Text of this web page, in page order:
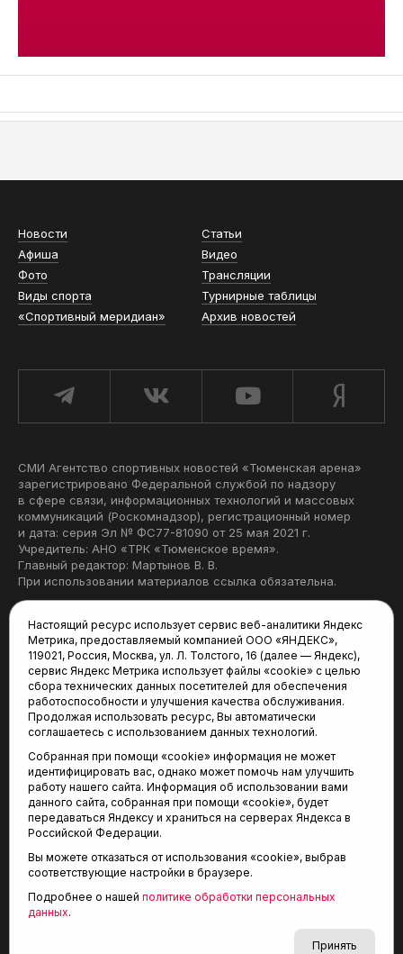
Новости
Статьи
Афиша
Видео
Фото
Трансляции
Виды спорта
Турнирные таблицы
«Спортивный меридиан»
Архив новостей
СМИ Агентство спортивных новостей «Тюменская арена»
зарегистрировано Федеральной службой по надзору
в сфере связи, информационных технологий и массовых
коммуникаций (Роскомнадзор), регистрационный номер
и дата: серия Эл № ФС77-81090 от 25 мая 2021 г.
Учредитель: АНО «ТРК «Тюменское время».
Главный редактор: Мартынов В. В.
При использовании материалов ссылка обязательна.
Редакция:
625035, Тюмень, пр. Геологоразведчиков, 28А
(3452) 68-22-28
tum-arena@mail.ru
Отдел продаж:
(3452) 68-89-78
kotovaev@sibinformburo.ru
© 2001-2026 Агентство спортивных новостей
Настоящий ресурс использует сервис веб-аналитики Яндекс
Метрика, предоставляемый компанией ООО «ЯНДЕКС»,
119021, Россия, Москва, ул. Л. Толстого, 16 (далее — Яндекс),
сервис Яндекс Метрика использует файлы «cookie» с целью
сбора технических данных посетителей для обеспечения
работоспособности и улучшения качества обслуживания.
Продолжая использовать ресурс, Вы автоматически
соглашаетесь с использованием данных технологий.
Собранная при помощи «cookie» информация не может
идентифицировать вас, однако может помочь нам улучшить
работу нашего сайта. Информация об использовании вами
данного сайта, собранная при помощи «cookie», будет
передаваться Яндексу и храниться на серверах Яндекса в
Российской Федерации.
Вы можете отказаться от использования «cookie», выбрав
соответствующие настройки в браузере.
Подробнее о нашей политике обработки персональных
данных.
Принять